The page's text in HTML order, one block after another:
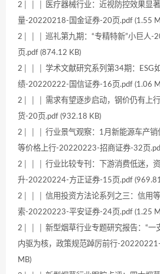
2│ │ │ 医疗器械行业：近视防控效果显
量-20220218-国金证券-20页.pdf (1.55
2│ │ │ 巡礼第九期：“专精特新”小巨人-
页.pdf (874.12 KB)
2│ │ │ 学术文献研究系列第34期：ESG
绩-20220222-国信证券-16页.pdf (1.06
2│ │ │ 需求有望逐步启动，钢价仍有上
货-20页.pdf (932.18 KB)
2│ │ │ 行业景气观察：1月新能源车产销
等价格上行-20220223-招商证券-32页
2│ │ │ 行业比较专刊：下游消费低迷，
升-20220224-方正证券-15页.pdf
2│ │ │ 信用投资方法论系列之三：信用
索-20220223-平安证券-24页.pdf (1.25
2│ │ │ 新型烟草行业专题研究报告：“一
内驱为核，政策规范踔厉前行-
MB)